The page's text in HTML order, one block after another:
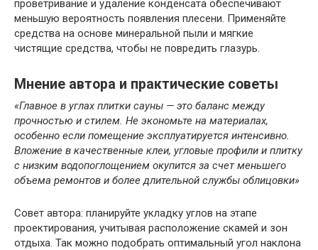
проветривание и удаление конденсата обеспечивают
меньшую вероятность появления плесени. Применяйте
средства на основе минеральной пыли и мягкие
чистящие средства, чтобы не повредить глазурь.
Мнение автора и практические советы
«Главное в углах плитки сауны — это баланс между
прочностью и стилем. Не экономьте на материалах,
особенно если помещение эксплуатируется интенсивно.
Вложение в качественные клеи, угловые профили и плитку
с низким водопоглощением окупится за счет меньшего
объема ремонтов и более длительной службы облицовки»
Совет автора: планируйте укладку углов на этапе
проектирования, учитывая расположение скамей и зон
отдыха. Так можно подобрать оптимальный угол наклона